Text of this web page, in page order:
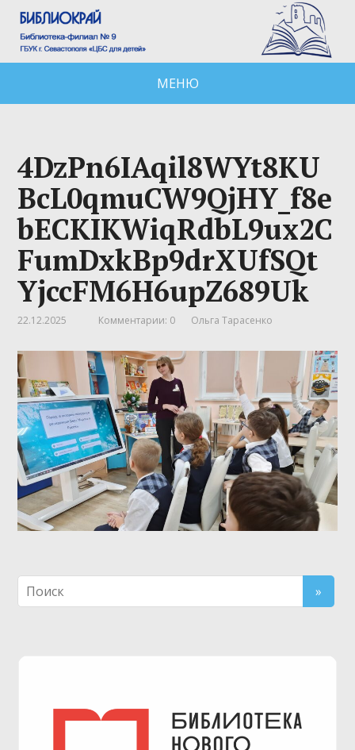
МЕНЮ
4DzPn6IAqil8WYt8KU
BcL0qmuCW9QjHY_f8e
bECKIKWiqRdbL9ux2C
FumDxkBp9drXUfSQt
YjccFM6H6upZ689Uk
22.12.2025 Комментарии: 0 Ольга Тарасенко